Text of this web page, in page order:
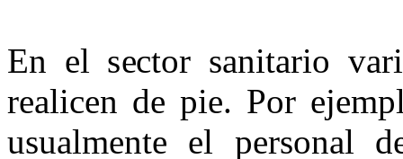
En el sector sanitario
realicen de pie. Por
usualmente el personal